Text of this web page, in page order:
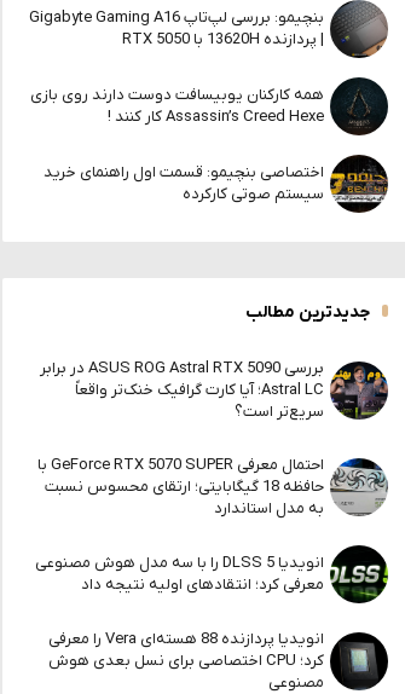
بنچیمو: بررسی لپ‌تاپ Gigabyte Gaming A16
| پردازنده 13620H با RTX 5050
همه کارکنان یوبیسافت دوست دارند روی بازی
Assassin’s Creed Hexe کار کنند !
اختصاصی بنچیمو: قسمت اول راهنمای خرید
سیستم صوتی کارکرده
جدیدترین مطالب
بررسی ASUS ROG Astral RTX 5090 در برابر
Astral LC؛ آیا کارت گرافیک خنک‌تر واقعاً
سریع‌تر است؟
احتمال معرفی GeForce RTX 5070 SUPER با
حافظه 18 گیگابایتی؛ ارتقای محسوس نسبت
به مدل استاندارد
انویدیا DLSS 5 را با سه مدل هوش مصنوعی
معرفی کرد؛ انتقادهای اولیه نتیجه داد
انویدیا پردازنده 88 هسته‌ای Vera را معرفی
کرد؛ CPU اختصاصی برای نسل بعدی هوش
مصنوعی